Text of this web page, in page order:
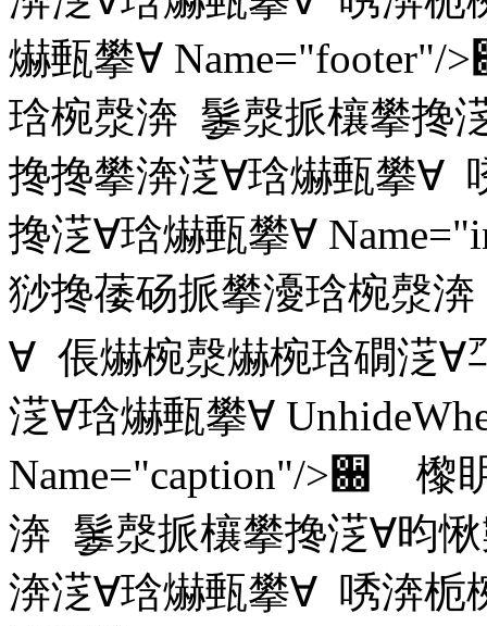
爀甀攀∀
琀椀漀渀 䰀漀挀欀攀搀
搀搀攀渀㴀∀琀爀甀攀∀
搀㴀∀琀爀甀攀∀
猀搀䔀砀挀攀瀀琀椀漀
∀ 倀爀椀漀爀椀琀礀㴀∀
㴀∀琀爀甀攀∀
Name="caption"/>਀ 㰀
渀 䰀漀挀欀攀搀㴀∀昀
渀㴀∀琀爀甀攀∀ 唀渀栀